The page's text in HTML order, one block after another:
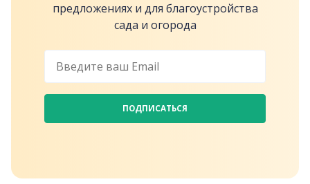
предложениях и для благоустройства
сада и огорода
ПОДПИСАТЬСЯ